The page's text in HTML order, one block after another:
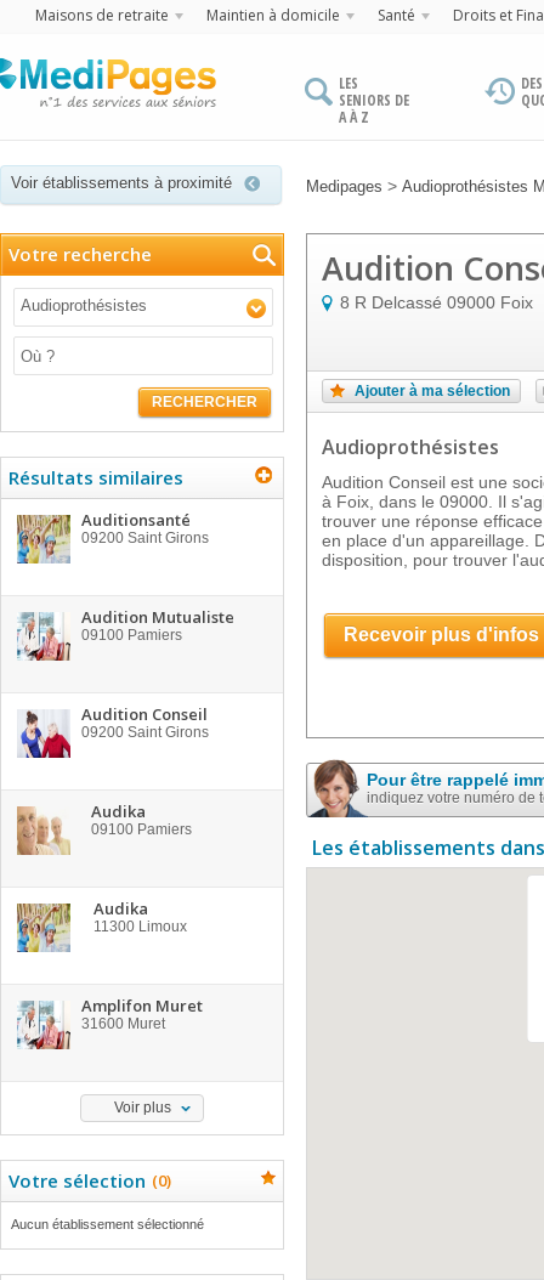
Maisons de retraite Maintien à domicile Santé Droits et
LES
SENIORS DE
A À Z
Voir établissements à proximité Medipages > Audioprothésistes
Votre recherche
Audioprothésistes
RECHERCHER
Résultats similaires
Auditionsanté
09200 Saint Girons
Audition Mutualiste
09100 Pamiers
Audition Conseil
09200 Saint Girons
Audika
09100 Pamiers
Audika
11300 Limoux
Amplifon Muret
31600 Muret
Voir plus
Votre sélection (0)
Aucun établissement sélectionné
Audition
8 R Delcassé 09000 Foix
Ajouter à ma sélection
Audioprothésistes
Audition Conseil est une
à Foix, dans le 09000. Il
trouver une réponse
en place d'un appareillage.
disposition, pour trouver
Recevoir plus d'infos
Pour être rappelé
indiquez votre numéro de
Les établissements